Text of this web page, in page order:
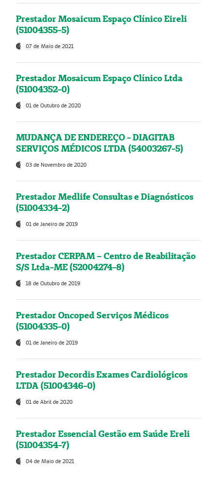
Prestador Mosaicum Espaço Clínico Eireli
(51004355-5)
07 de Maio de 2021
Prestador Mosaicum Espaço Clínico Ltda
(51004352-0)
01 de Outubro de 2020
MUDANÇA DE ENDEREÇO - DIAGITAB
SERVIÇOS MÉDICOS LTDA (54003267-5)
03 de Novembro de 2020
Prestador Medlife Consultas e Diagnósticos
(51004334-2)
01 de Janeiro de 2019
Prestador CERPAM – Centro de Reabilitação
S/S Ltda-ME (52004274-8)
18 de Outubro de 2019
Prestador Oncoped Serviços Médicos
(51004335-0)
01 de Janeiro de 2019
Prestador Decordis Exames Cardiológicos
LTDA (51004346-0)
01 de Abril de 2020
Prestador Essencial Gestão em Saúde Ereli
(51004354-7)
04 de Maio de 2021